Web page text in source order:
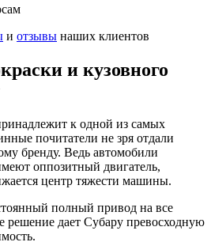
и отзывы наших клиентов
и кузовного
к одной из самых
почитатели не зря отдали
бренду. Ведь автомобили
оппозитный двигатель,
центр тяжести машины.
полный привод на все
решение дает Субару превосходную